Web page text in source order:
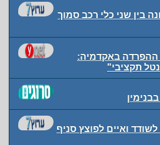
בין שני כלי רכב סמוך
ההפרדה באקדמיה:
תקציבי"
ואיים לפוצץ סניף